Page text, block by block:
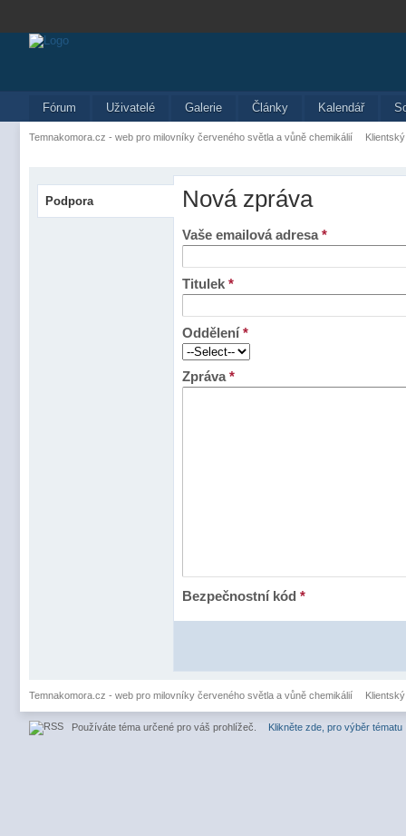
Fórum Uživatelé Galerie Články Kalendář
Temnakomora.cz - web pro milovníky červeného světla a vůně chemikálií
Podpora Nová zpráva
Vaše emailová adresa*
Titulek *
Oddělení*
Zpráva*
Bezpečnostní kód *
Temnakomora.cz - web pro milovníky červeného světla a vůně chemikálií
Používáte téma určené pro váš prohlížeč. Klikněte zde, pro výběr tématu